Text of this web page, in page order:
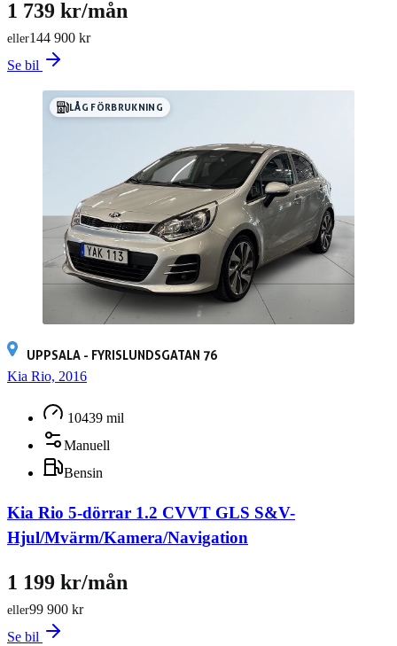
144 900 kr
eller
1 739 kr/mån
Se bil
LÅG FÖRBRUKNING
UPPSALA - FYRISLUNDSGATAN 76
Kia Rio, 2016
10439 mil
Manuell
Bensin
Kia Rio 5-dörrar 1.2 CVVT GLS S&V-
Hjul/Mvärm/Kamera/Navigation
99 900 kr
eller
1 199 kr/mån
Se bil